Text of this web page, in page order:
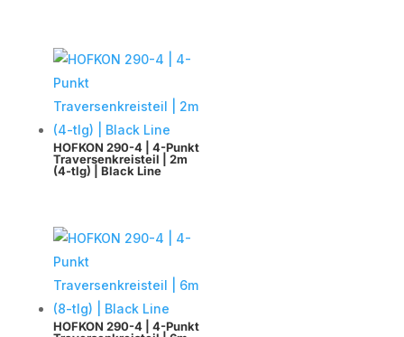
HOFKON 290-4 | 4-Punkt
Traversenkreisteil | 2m
(4-tlg) | Black Line
HOFKON 290-4 | 4-Punkt